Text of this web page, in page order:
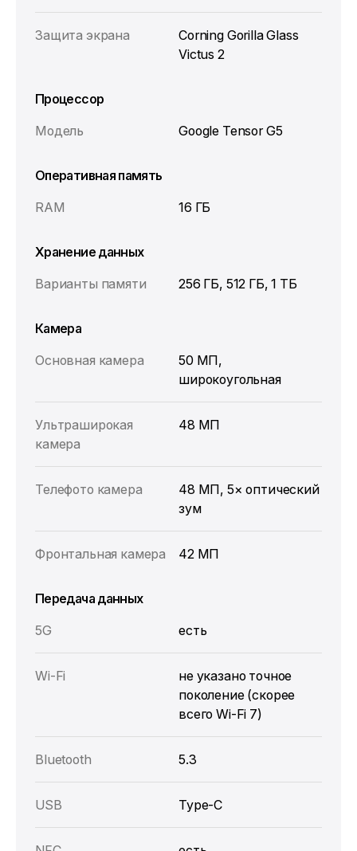
Защита экрана
Corning Gorilla Glass
Victus 2
Процессор
Модель
Google Tensor G5
Оперативная память
RAM
16 ГБ
Хранение данных
Варианты памяти
256 ГБ, 512 ГБ, 1 ТБ
Камера
Основная камера
50 МП,
широкоугольная
Ультраширокая
камера
48 МП
Телефото камера
48 МП, 5× оптический
зум
Фронтальная камера 42 МП
Передача данных
5G
есть
Wi‑Fi
не указано точное
поколение (скорее
всего Wi‑Fi 7)
Bluetooth 5.3
USB Type‑C